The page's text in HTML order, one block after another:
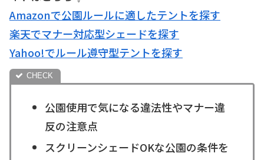
Amazonで公園ルールに適したテントを探す
楽天でマナー対応型シェードを探す
Yahoo!でルール遵守型テントを探す
公園使用で気になる違法性やマナー違
反の注意点
スクリーンシェードOKな公園の条件を